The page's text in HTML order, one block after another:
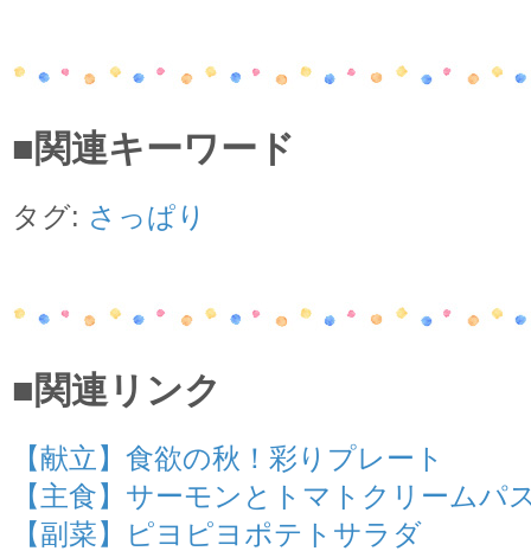
■関連キーワード
タグ: さっぱり
■関連リンク
【献立】食欲の秋！彩りプレート
【主食】サーモンとトマトクリームパ
【副菜】ピヨピヨポテトサラダ